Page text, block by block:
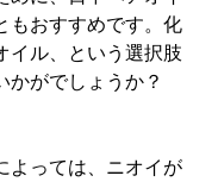
もおすすめです。化
イル、という選択肢
かがでしょうか？
よっては、ニオイが